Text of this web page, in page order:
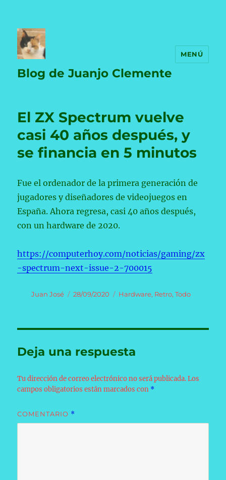
Blog de Juanjo Clemente
MENÚ
El ZX Spectrum vuelve
casi 40 años después, y
se financia en 5 minutos
Fue el ordenador de la primera generación de
jugadores y diseñadores de videojuegos en
España. Ahora regresa, casi 40 años después,
con un hardware de 2020.
https://computerhoy.com/noticias/gaming/zx
-spectrum-next-issue-2-700015
Autor
Juan José
Publicado
28/09/2020 Categorías
Hardware, Retro,Todo
Deja una respuesta
Tu dirección de correo electrónico no será publicada. Los
campos obligatorios están marcados con *
COMENTARIO *